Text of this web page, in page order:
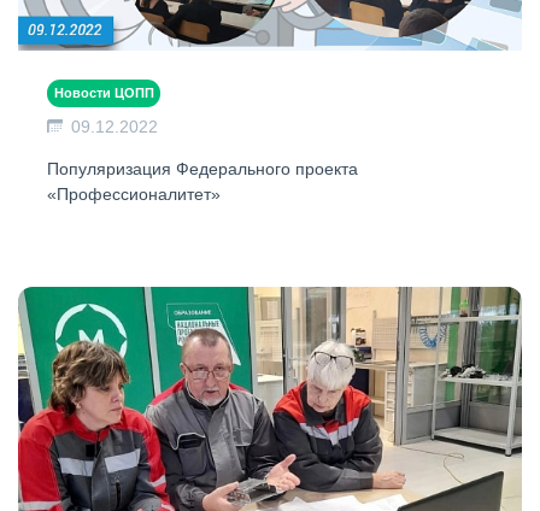
Новости ЦОПП
09.12.2022
Популяризация Федерального проекта
«Профессионалитет»